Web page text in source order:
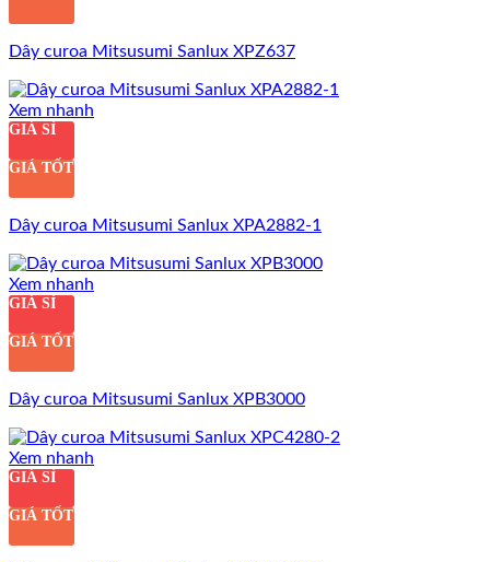
Dây curoa Mitsusumi Sanlux XPZ637
Xem nhanh
GIÁ SỈ
GIÁ TỐT
Dây curoa Mitsusumi Sanlux XPA2882-1
Xem nhanh
GIÁ SỈ
GIÁ TỐT
Dây curoa Mitsusumi Sanlux XPB3000
Xem nhanh
GIÁ SỈ
GIÁ TỐT